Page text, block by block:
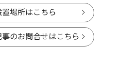
場所はこちら
のお問合せはこちら